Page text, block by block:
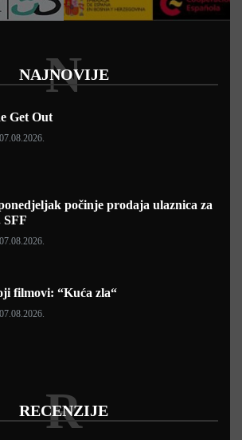
NAJNOVIJE
N
Get Out
07.08.2026.
počinje prodaja ulaznica za
SFF
07.08.2026.
filmovi: “Kuća zla“
07.08.2026.
RECENZIJE
R